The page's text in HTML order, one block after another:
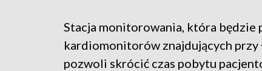
Stacja monitorowania, która będzie
kardiomonitorów znajdujących przy
pozwoli skrócić czas pobytu